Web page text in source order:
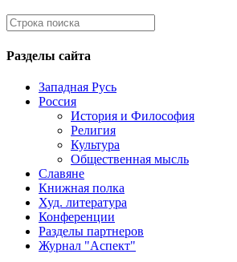
Разделы сайта
Западная Русь
Россия
История и Философия
Религия
Культура
Общественная мысль
Славяне
Книжная полка
Худ. литература
Конференции
Разделы партнеров
Журнал "Аспект"